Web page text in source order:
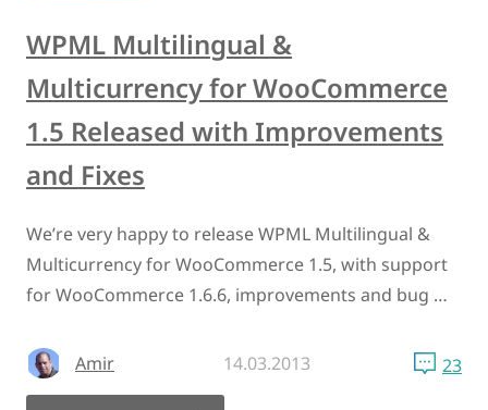
WPML Multilingual &
Multicurrency for WooCommerce
1.5 Released with Improvements
and Fixes
We’re very happy to release WPML Multilingual &
Multicurrency for WooCommerce 1.5, with support
for WooCommerce 1.6.6, improvements and bug …
Amir 14.03.2013 23